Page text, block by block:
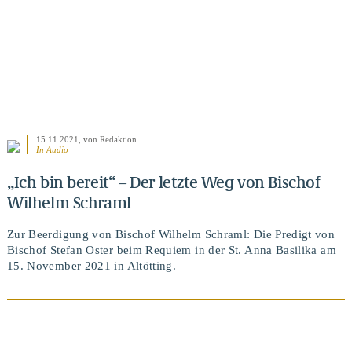
15.11.2021, von Redaktion
In Audio
„Ich bin bereit“ – Der letzte Weg von Bischof
Wilhelm Schraml
Zur Beerdigung von Bischof Wilhelm Schraml: Die Predigt von
Bischof Stefan Oster beim Requiem in der St. Anna Basilika am
15. November 2021 in Altötting.